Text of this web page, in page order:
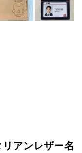
リアンレザー名